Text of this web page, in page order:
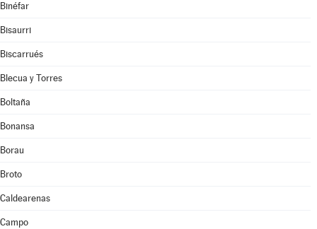
Binéfar
Bisaurri
Biscarrués
Blecua y Torres
Boltaña
Bonansa
Borau
Broto
Caldearenas
Campo